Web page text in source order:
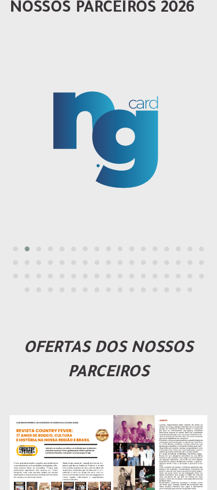
NOSSOS PARCEIROS 2026
OFERTAS DOS NOSSOS
PARCEIROS